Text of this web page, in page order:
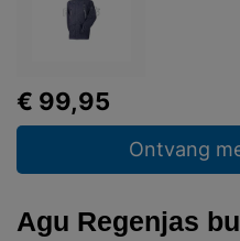
€ 99,95
Ontvang
Agu Regenjas